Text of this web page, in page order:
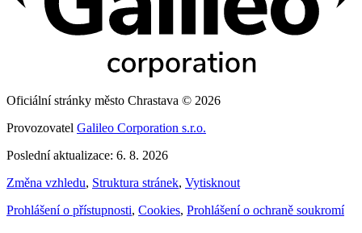
Oficiální stránky město Chrastava © 2026
Provozovatel Galileo Corporation s.r.o.
Poslední aktualizace: 6. 8. 2026
Změna vzhledu, Struktura stránek, Vytisknout
Prohlášení o přístupnosti, Cookies, Prohlášení o ochraně soukromí